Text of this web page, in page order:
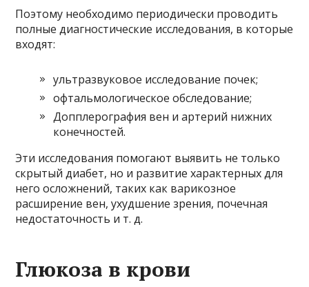
Поэтому необходимо периодически проводить
полные диагностические исследования, в которые
входят:
ультразвуковое исследование почек;
офтальмологическое обследование;
Допплерография вен и артерий нижних
конечностей.
Эти исследования помогают выявить не только
скрытый диабет, но и развитие характерных для
него осложнений, таких как варикозное
расширение вен, ухудшение зрения, почечная
недостаточность и т. д.
Глюкоза в крови